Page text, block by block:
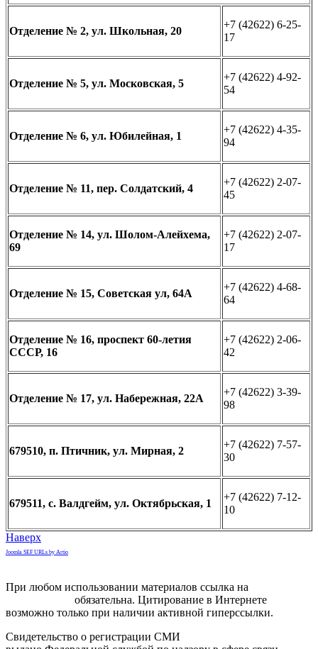
Отделение № 2, ул. Школьная, 20
+7 (42622) 6-25-
17
Отделение № 5, ул. Московская, 5
+7 (42622) 4-92-
54
Отделение № 6, ул. Юбилейная, 1
+7 (42622) 4-35-
94
Отделение № 11, пер. Солдатский, 4
+7 (42622) 2-07-
45
Отделение № 14, ул. Шолом-Алейхема,
69
+7 (42622) 2-07-
17
Отделение № 15, Советская ул, 64А
+7 (42622) 4-68-
64
Отделение № 16, проспект 60-летия
СССР, 16
+7 (42622) 2-06-
42
Отделение № 17, ул. Набережная, 22А
+7 (42622) 3-39-
98
679510, п. Птичник, ул. Мирная, 2
+7 (42622) 7-57-
30
679511, с. Валдгейм, ул. Октябрьская, 1
+7 (42622) 7-12-
10
Наверх
Joomla SEF URLs by Artio
При любом использовании материалов ссылка на
обязательна. Цитирование в Интернете
возможно только при наличии активной гиперссылки.
Свидетельство о регистрации СМИ